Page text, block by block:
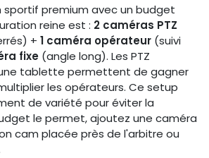
sportif premium avec un budget
reine est : 2 caméras PTZ
+ 1 caméra opérateur (suivi
fixe (angle long). Les PTZ
tablette permettent de gagner
les opérateurs. Ce setup
de variété pour éviter la
le permet, ajoutez une caméra
cam placée près de l'arbitre ou